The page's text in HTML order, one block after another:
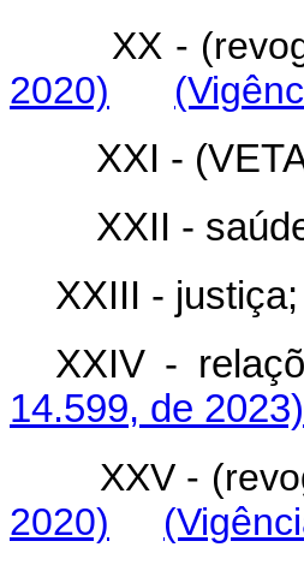
XX -
2020)
XXI -
XXII -
XXIII -
XXIV -
14.599, de 2023)
XXV -
2020)